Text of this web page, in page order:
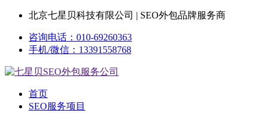
北京七星贝科技有限公司 | SEO外包品牌服务商
咨询电话：010-69260363
手机/微信：13391558768
首页
SEO服务项目